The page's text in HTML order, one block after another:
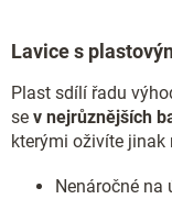
Lavice s
Plast sdílí řadu
se v nejrůznějších
kterými oživíte jinak
Nenáročné na